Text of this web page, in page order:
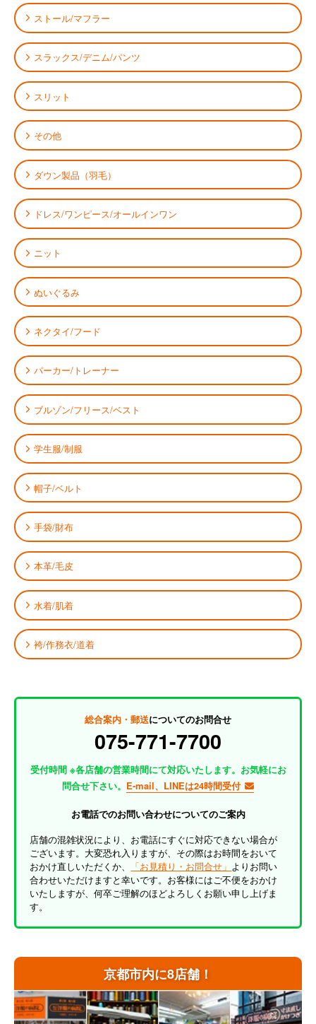
京都市内に8店舗！
ストール/マフラー
スラックス/デニム/パンツ
スリット
その他
ダウン製品（羽毛）
ドレス/ワンピース/オールインワン
ニット
ぬいぐるみ
ネクタイ/フード
パーカー/トレーナー
ブルゾン/フリース/ベスト
学生服/制服
帽子/ベルト
手袋/財布
本革/毛皮
水着/肌着
袴/作務衣/道着
総合案内・郵送についてのお問合せ
075-771-7700
受付時間 ※各店舗の営業時間にて対応いたします。お気軽にお
問合せ下さい。 E-mail、LINEは24時間受付
お電話でのお問い合わせについてのご案内
店舗の混雑状況により、お電話にすぐに対応できない場合が
ございます。大変恐れ入りますが、その際はお時間をおいて
おかけ直しいただくか、
「お見積り・お問合せ」 よりお問い
合わせいただけますと幸いです。お客様にはご不便をおかけ
いたしますが、何卒ご理解のほどよろしくお願い申し上げま
す。